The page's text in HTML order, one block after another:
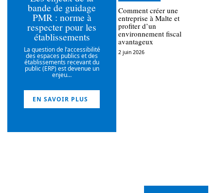
bande de guidage
PMR : norme à
respecter pour les
établissements
La question de l’accessibilité
des espaces publics et des
établissements recevant du
public (ERP) est devenue un
enjeu…
EN SAVOIR PLUS
Comment créer une
entreprise à Malte et
profiter d’un
environnement fiscal
avantageux
2 juin 2026